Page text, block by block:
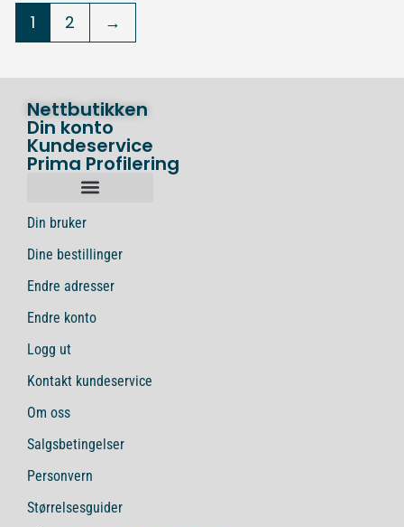
1 2 →
Nettbutikken
Din konto
Kundeservice
Prima Profilering
Din bruker
Dine bestillinger
Endre adresser
Endre konto
Logg ut
Kontakt kundeservice
Om oss
Salgsbetingelser
Personvern
Størrelsesguider